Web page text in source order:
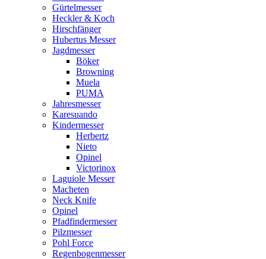
Gürtelmesser
Heckler & Koch
Hirschfänger
Hubertus Messer
Jagdmesser
Böker
Browning
Muela
PUMA
Jahresmesser
Karesuando
Kindermesser
Herbertz
Nieto
Opinel
Victorinox
Laguiole Messer
Macheten
Neck Knife
Opinel
Pfadfindermesser
Pilzmesser
Pohl Force
Regenbogenmesser